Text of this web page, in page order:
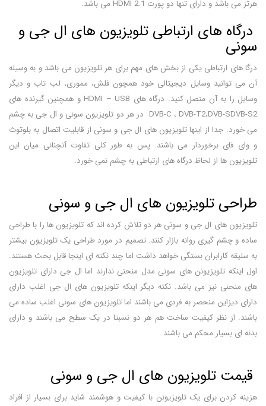
هرتز می باشد و دارای تنها دو پورت HDMI 2.1 می باشد.
درگاه های ارتباطی تلویزیون های ال جی و
سونی
درگا های ارتباطی یکی از بخش های مهم برای هر تلویزیون می باشد و به وسیله
آن می توانید وسایل دیجیتالی خود همچون فلش، مموری، لب تاب و دیگر
وسایل را به آن متصل کنید. درگاه های HDMI – USB و همچنین گیرنده های
DVB-C ، DVB-T2،DVB-SDVB-S2 در هر دو تلویزیون سونی و ال جی به چشم
می خورد. جدا از اینها تلویزیون های ال جی و سونی از قابلیت اتصال به بلوتوث
و وای فای برخوردار می باشند. پس به طور کلی تفاوت آنچنانی میان این
تلویزیون ها از لحاظ درگاه های ارتباطی به چشم نمی خورد.
طراحی تلویزیون های ال جی و سونی
تلویزیون های ال جی و سونی هر دو تلاش کرده اند که تلویزیون ها را با طراحی
ساده و چشم گیری روانه بازار کنند. تصمیم در مورد طراحی یک تلویزیون بیشتر
به سلیقه کارابران بستگی خواهد داشت اما چند نکته ای اینجا قابل بحث هستند.
اول اینکه تلویزیونن های سونی مدل منحنی ندارند اما ال جی دارای تلویزیون
های منحنی نیز می باشد. نکته دیگر اینکه تلویزیون های ال جی اغلب دارای
دارای دیزاین منحصر به فردی می باشند اما تلویزیون های سونی اغلب ساده می
باشند. از نظر کیفیت ساخت هم هر دو نسبتا در یک سطح می باشند و دارای
بدنه ای بسیار محکم می باشند.
قیمت تلویزیون های ال جی و سونی
هزینه کردن برای یک تلویزیونن با کیفیت و هوشمند شاید برای بسیار از افراد